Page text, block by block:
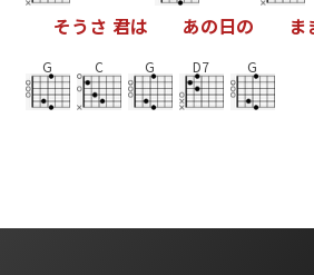
そう さ 君は あの日の ま
G C G D7 G